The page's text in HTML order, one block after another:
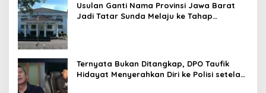
Usulan Ganti Nama Provinsi Jawa Barat
Jadi Tatar Sunda Melaju ke Tahap
Ternyata Bukan Ditangkap, DPO Taufik
Hidayat Menyerahkan Diri ke Polisi setelah